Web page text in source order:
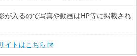
が入るので写真や動画はHP等に掲載され
イトはこちら